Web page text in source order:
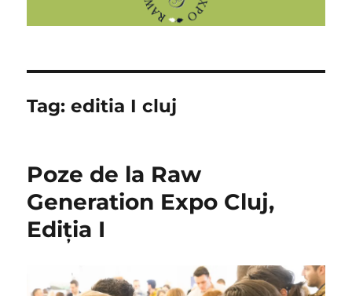
Tag:editia I cluj
Poze de la Raw
Generation Expo Cluj,
Ediția I